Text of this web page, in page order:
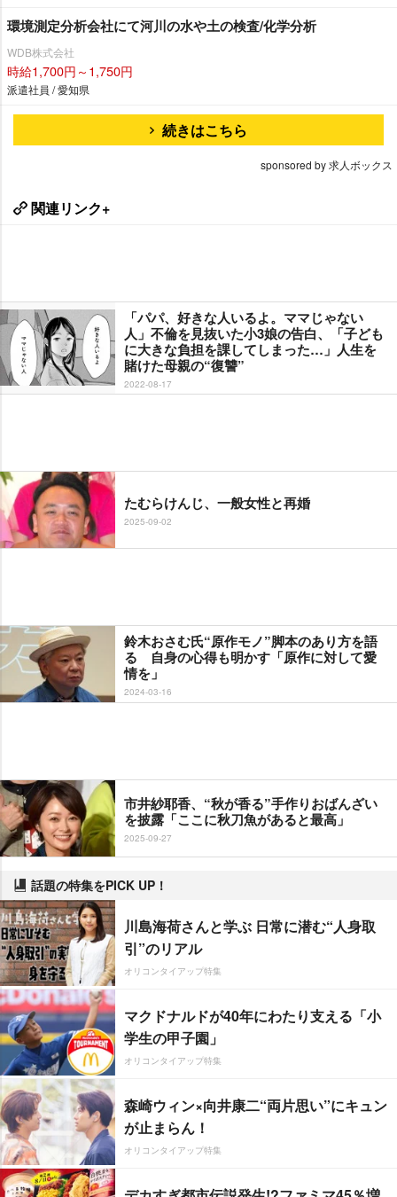
環境測定分析会社にて河川の水や土の検査/化学分析
WDB株式会社
時給1,700円～1,750円
派遣社員 / 愛知県
続きはこちら
sponsored by 求人ボックス
関連リンク+
「パパ、好きな人いるよ。ママじゃない
人」不倫を見抜いた小3娘の告白、「子ども
に大きな負担を課してしまった…」人生を
賭けた母親の“復讐”
2022-08-17
たむらけんじ、一般女性と再婚
2025-09-02
鈴木おさむ氏“原作モノ”脚本のあり方を語
る 自身の心得も明かす「原作に対して愛
情を」
2024-03-16
市井紗耶香、“秋が香る”手作りおばんざい
を披露「ここに秋刀魚があると最高」
2025-09-27
話題の特集をPICK UP！
川島海荷さんと学ぶ 日常に潜む“人身取
引”のリアル
オリコンタイアップ特集
マクドナルドが40年にわたり支える「小
学生の甲子園」
オリコンタイアップ特集
森崎ウィン×向井康二“両片思い”にキュン
が止まらん！
オリコンタイアップ特集